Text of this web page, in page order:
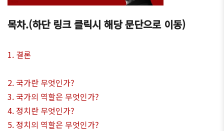
목차.(하단 링크 클릭시 해당 문단으로 이동)
1. 결론
2. 국가란 무엇인가?
3. 국가의 역할은 무엇인가?
4. 정치란 무엇인가?
5. 정치의 역할은 무엇인가?